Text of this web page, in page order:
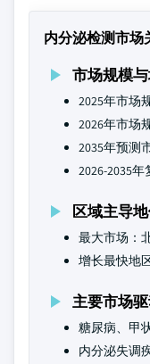
内分泌检测市场
市场规模
2025年市场
2026年市场
2035年预测
2026-2035
区域主导
最大市场：
增长最快地
主要市场
糖尿病、甲
内分泌失调